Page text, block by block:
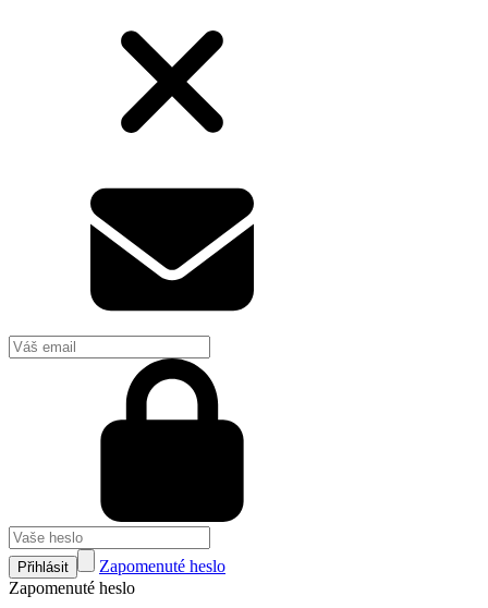
Přihlásit
Zapomenuté heslo
Zapomenuté heslo